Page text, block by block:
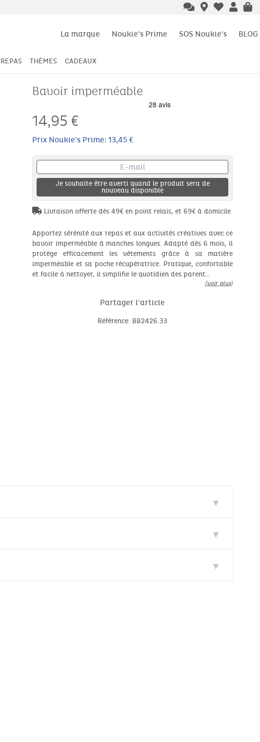
La marque Noukie's Prime SOS Noukie's BLOG
REPAS THÈMES CADEAUX
Bavoir imperméable
14,95 €
Prix Noukie's Prime: 13,45 €
Je souhaite être averti quand le produit sera de
nouveau disponible
Livraison offerte dès 49€ en point relais, et 69€ à domicile
Apportez sérénité aux repas et aux activités créatives avec ce
bavoir imperméable à manches longues. Adapté dès 6 mois, il
protège efficacement les vêtements grâce à sa matière
imperméable et sa poche récupératrice. Pratique, confortable
et facile à nettoyer, il simplifie le quotidien des parent…
[voir plus]
Partager l'article
Référence: BB2426.33